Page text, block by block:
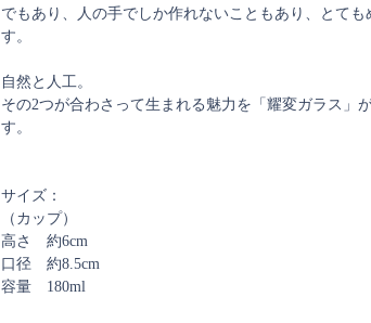
でもあり、人の手でしか作れないこともあり、とて
す。
自然と人工。
その2つが合わさって生まれる魅力を「耀変ガラス」
す。
サイズ：
（カップ）
高さ 約6cm
口径 約8.5cm
容量 180ml